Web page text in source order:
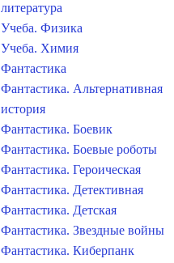
литература
Учеба. Физика
Учеба. Химия
Фантастика
Фантастика. Альтернативная
история
Фантастика. Боевик
Фантастика. Боевые роботы
Фантастика. Героическая
Фантастика. Детективная
Фантастика. Детская
Фантастика. Звездные войны
Фантастика. Киберпанк